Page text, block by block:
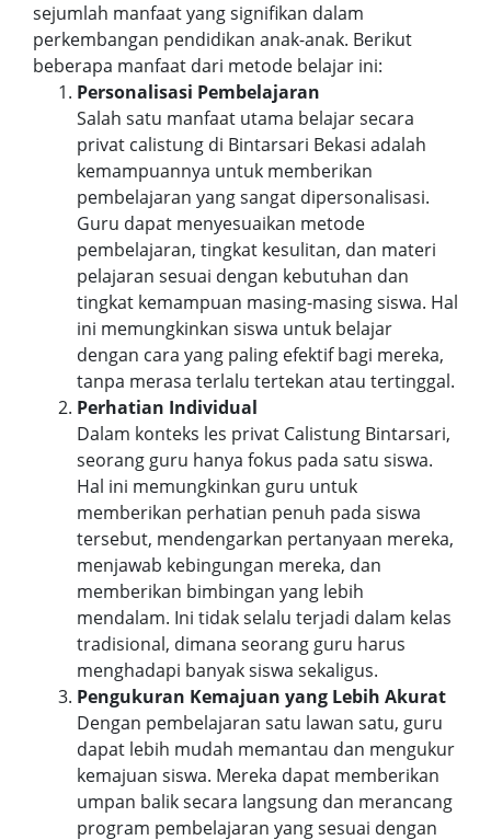
sejumlah manfaat yang signifikan dalam
perkembangan pendidikan anak-anak. Berikut
beberapa manfaat dari metode belajar ini:
Personalisasi Pembelajaran
Salah satu manfaat utama belajar secara
privat calistung di Bintarsari Bekasi adalah
kemampuannya untuk memberikan
pembelajaran yang sangat dipersonalisasi.
Guru dapat menyesuaikan metode
pembelajaran, tingkat kesulitan, dan materi
pelajaran sesuai dengan kebutuhan dan
tingkat kemampuan masing-masing siswa. Hal
ini memungkinkan siswa untuk belajar
dengan cara yang paling efektif bagi mereka,
tanpa merasa terlalu tertekan atau tertinggal.
Perhatian Individual
Dalam konteks les privat Calistung Bintarsari,
seorang guru hanya fokus pada satu siswa.
Hal ini memungkinkan guru untuk
memberikan perhatian penuh pada siswa
tersebut, mendengarkan pertanyaan mereka,
menjawab kebingungan mereka, dan
memberikan bimbingan yang lebih
mendalam. Ini tidak selalu terjadi dalam kelas
tradisional, dimana seorang guru harus
menghadapi banyak siswa sekaligus.
Pengukuran Kemajuan yang Lebih Akurat
Dengan pembelajaran satu lawan satu, guru
dapat lebih mudah memantau dan mengukur
kemajuan siswa. Mereka dapat memberikan
umpan balik secara langsung dan merancang
program pembelajaran yang sesuai dengan